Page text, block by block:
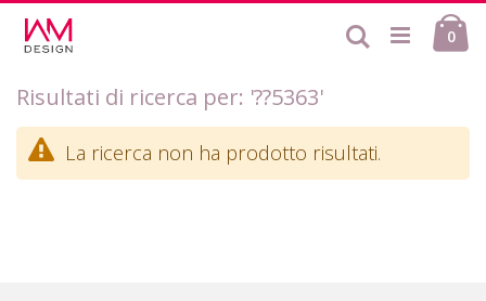
contenuto
0
Cerca
Risultati di ricerca per: '??5363'
La ricerca non ha prodotto risultati.